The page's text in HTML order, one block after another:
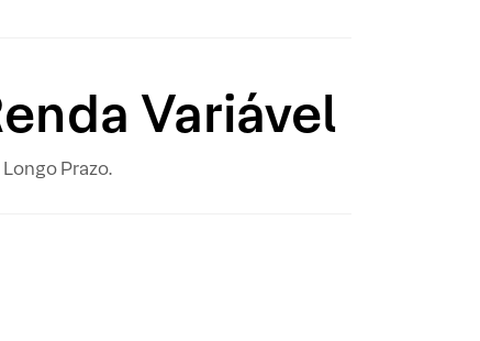
Variável
Prazo.